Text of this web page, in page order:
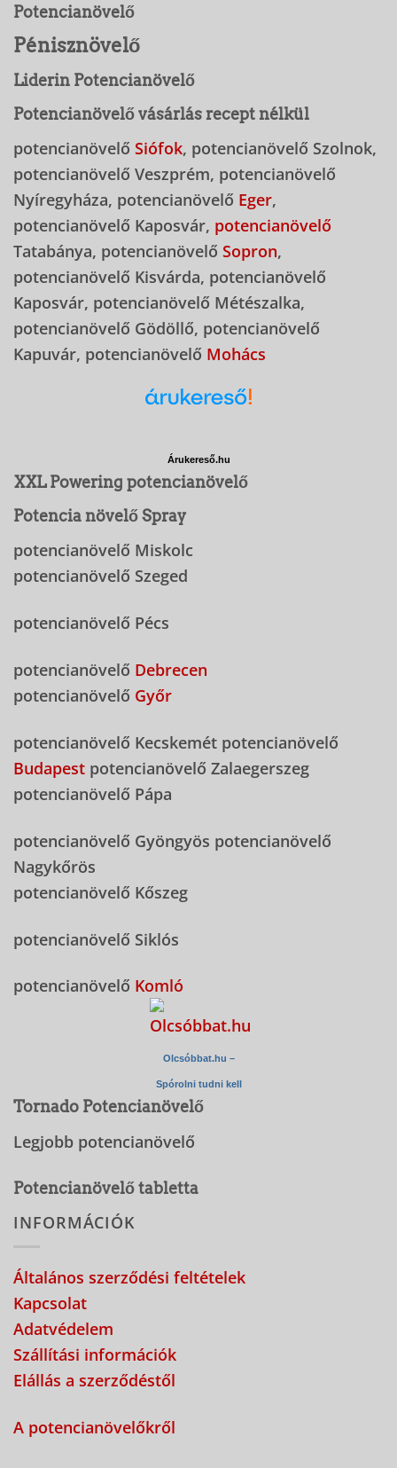
Potencianövelő
Pénisznövelő
Liderin Potencianövelő
Potencianövelő vásárlás recept nélkül
potencianövelő Siófok, potencianövelő Szolnok,
potencianövelő Veszprém, potencianövelő
Nyíregyháza, potencianövelő Eger,
potencianövelő Kaposvár, potencianövelő
Tatabánya, potencianövelő Sopron,
potencianövelő Kisvárda, potencianövelő
Kaposvár, potencianövelő Métészalka,
potencianövelő Gödöllő, potencianövelő
Kapuvár, potencianövelő Mohács
Árukereső.hu
XXL Powering potencianövelő
Potencia növelő Spray
potencianövelő Miskolc
potencianövelő Szeged
potencianövelő Pécs
potencianövelő Debrecen
potencianövelő Győr
potencianövelő Kecskemét potencianövelő
Budapest potencianövelő Zalaegerszeg
potencianövelő Pápa
potencianövelő Gyöngyös potencianövelő
Nagykőrös
potencianövelő Kőszeg
potencianövelő Siklós
potencianövelő Komló
Olcsóbbat.hu –
Spórolni tudni kell
Tornado Potencianövelő
Legjobb potencianövelő
Potencianövelő tabletta
INFORMÁCIÓK
Általános szerződési feltételek
Kapcsolat
Adatvédelem
Szállítási információk
Elállás a szerződéstől
A potencianövelőkről